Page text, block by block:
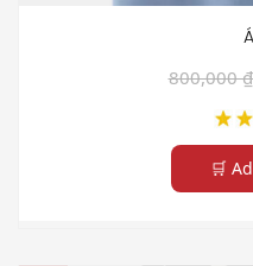
800,000
🛒